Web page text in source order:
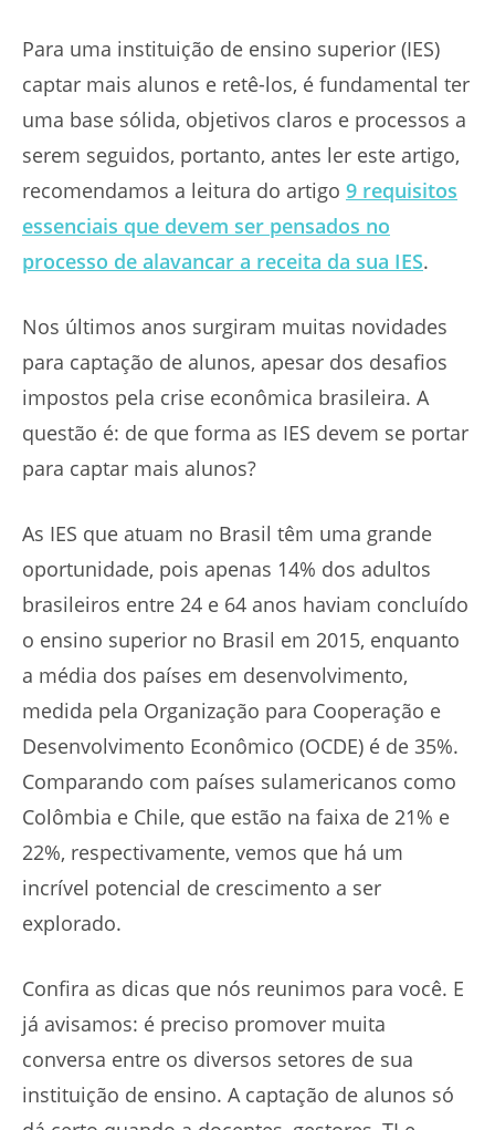
Para uma instituição de ensino superior (IES)
captar mais alunos e retê-los, é fundamental ter
uma base sólida, objetivos claros e processos a
serem seguidos, portanto, antes ler este artigo,
recomendamos a leitura do artigo 9 requisitos
essenciais que devem ser pensados no
processo de alavancar a receita da sua IES.
Nos últimos anos surgiram muitas novidades
para captação de alunos, apesar dos desafios
impostos pela crise econômica brasileira. A
questão é: de que forma as IES devem se portar
para captar mais alunos?
As IES que atuam no Brasil têm uma grande
oportunidade, pois apenas 14% dos adultos
brasileiros entre 24 e 64 anos haviam concluído
o ensino superior no Brasil em 2015, enquanto
a média dos países em desenvolvimento,
medida pela Organização para Cooperação e
Desenvolvimento Econômico (OCDE) é de 35%.
Comparando com países sulamericanos como
Colômbia e Chile, que estão na faixa de 21% e
22%, respectivamente, vemos que há um
incrível potencial de crescimento a ser
explorado.
Confira as dicas que nós reunimos para você. E
já avisamos: é preciso promover muita
conversa entre os diversos setores de sua
instituição de ensino. A captação de alunos só